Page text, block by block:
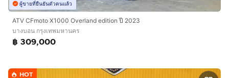
ผู้ขายที่ยืนยันตัวตนแล้ว
ATV CFmoto X1000 Overland edition ปี 2023
บางบอน กรุงเทพมหานคร
฿ 309,000
HOT